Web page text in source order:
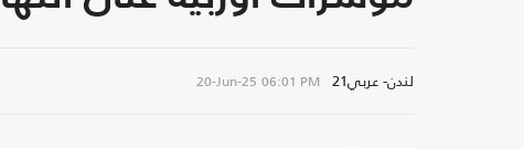
لندن- عربي21 20-Jun-25 06:01 PM